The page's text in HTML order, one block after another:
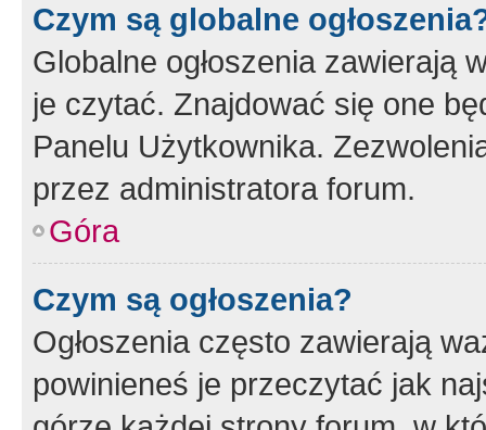
Czym są globalne
Globalne ogłoszenia zawierają
je czytać. Znajdować się one
Panelu Użytkownika.
przez administratora forum.
Góra
Czym są ogłoszenia?
Ogłoszenia często zawierają
powinieneś je przeczytać jak